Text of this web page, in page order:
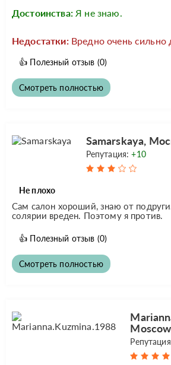
Достоинства: Я не знаю.
Недостатки: Вредно очень сильно
👍 Полезный отзыв (0)
Смотреть полностью
Samarskaya,
Репутация:+10
Не плохо
Сам салон хороший, знаю от
солярии вреден. Поэтому я против.
👍 Полезный отзыв (0)
Смотреть полностью
Moscow